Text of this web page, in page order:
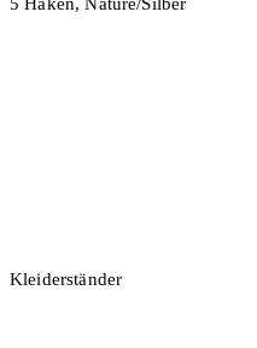
Kleiderständer